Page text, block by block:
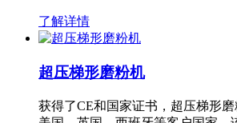
了解详情
超压梯形磨粉机
获得了CE和国家证书，超压梯形磨